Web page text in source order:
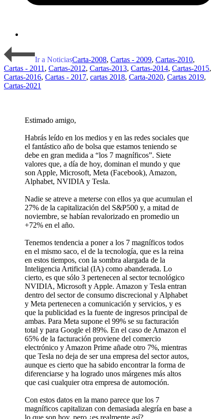
Ir a NoticiasCarta-2008, Cartas - 2009, Cartas-2010,
Cartas - 2011, Cartas-2012, Cartas-2013, Cartas-2014, Cartas-2015,
Cartas-2016, Cartas - 2017, cartas 2018, Carta-2020, Cartas 2019,
Cartas-2021
Estimado amigo,
Habrás leído en los medios y en las redes sociales que
el fantástico año de bolsa que estamos teniendo se
debe en gran medida a “los 7 magníficos”. Siete
valores que, a día de hoy, dominan el mundo y que
son Apple, Microsoft, Meta (Facebook), Amazon,
Alphabet, NVIDIA y Tesla.
Nadie se atreve a meterse con ellos ya que acumulan el
27% de la capitalización del S&P500 y, a mitad de
noviembre, se habían revalorizado en promedio un
+72% en el año.
Tenemos tendencia a poner a los 7 magníficos todos
en el mismo saco, el de la tecnología, que es la reina
en estos tiempos, con la sombra alargada de la
Inteligencia Artificial (IA) como abanderada. Lo
cierto, es que sólo 3 pertenecen al sector tecnológico
NVIDIA, Microsoft y Apple. Amazon y Tesla entran
dentro del sector de consumo discrecional y Alphabet
y Meta pertenecen a comunicación y servicios, y es
que la publicidad es la fuente de ingresos principal de
ambas. Para Meta supone el 99% se su facturación
total y para Google el 89%. En el caso de Amazon el
65% de la facturación proviene del comercio
electrónico y Amazon Prime añade otro 7%, mientras
que Tesla no deja de ser una empresa del sector autos,
aunque es cierto que ha sabido encontrar la forma de
diferenciarse y ha logrado unos márgenes más altos
que casi cualquier otra empresa de automoción.
Con estos datos en la mano parece que los 7
magníficos capitalizan con demasiada alegría en base a